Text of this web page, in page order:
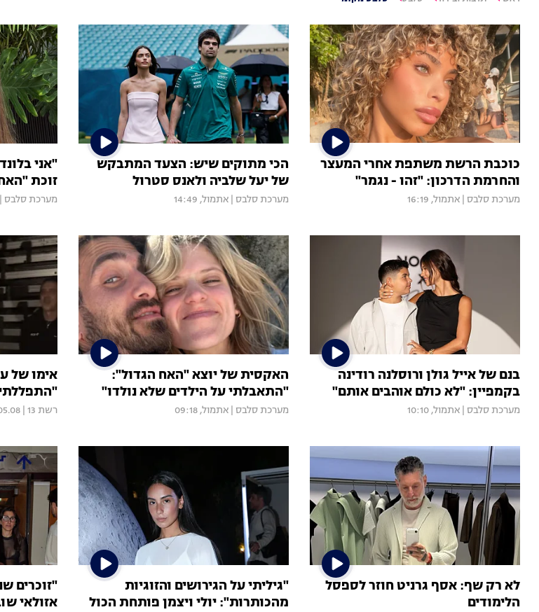
כוכבת הרשת משתפת אחרי המעצר
והחרמת הדרכון: "זהו - נגמר"
מערכת סלבס אתמול, 16:19
הכי מתוקים שיש: הצעד המתבקש
של יעל שלביה ולאנס סטרול
מערכת סלבס אתמול, 14:49
"אני
זוכת
מערכת סלבס
בנם של אייל גולן ורוסלנה רודינה
בקמפיין: "לא כולם אוהבים אותם"
מערכת סלבס אתמול, 10:10
האקסית של יוצא "האח הגדול":
"התאבלתי על הילדים שלא נולדו"
מערכת סלבס אתמול, 09:18
אימו של
רשת 13 15:08
לא רק שף: אסף גרניט חוזר לספסל
הלימודים
"גיליתי על הגירושים והזוגיות
מהכותרות": יולי ויצמן פותחת הכול
"זוכרים
אזולאי